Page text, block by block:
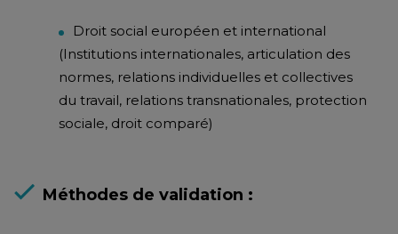
Droit social européen et international
(Institutions internationales, articulation des
normes, relations individuelles et collectives
du travail, relations transnationales, protection
sociale, droit comparé)
Méthodes de validation :